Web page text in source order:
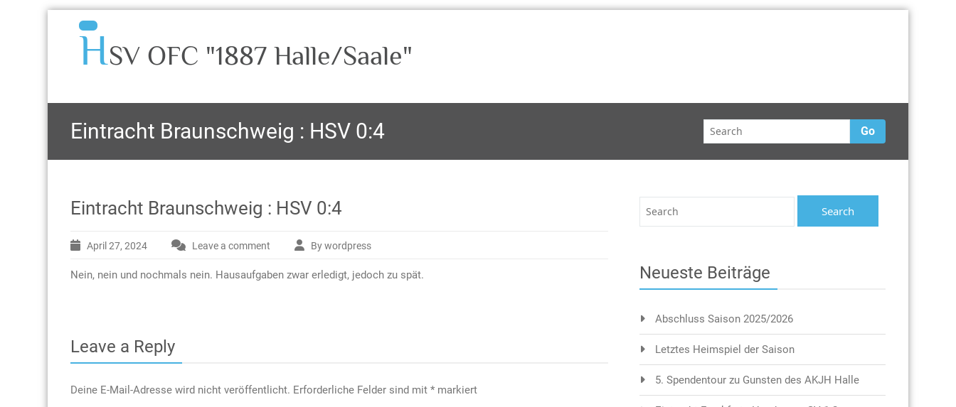
HSV OFC "1887 Halle/Saale"
Eintracht Braunschweig : HSV 0:4 Go
Eintracht Braunschweig : HSV 0:4
April 27, 2024 Leave a comment By wordpress
Nein, nein und nochmals nein. Hausaufgaben zwar erledigt, jedoch zu spät.
Leave a Reply
Deine E-Mail-Adresse wird nicht veröffentlicht. Erforderliche Felder sind mit * markiert
Neueste Beiträge
Abschluss Saison 2025/2026
Letztes Heimspiel der Saison
5. Spendentour zu Gunsten des AKJH Halle